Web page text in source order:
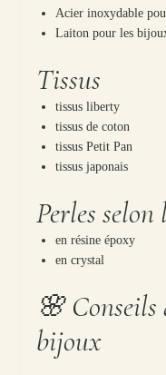
Acier inoxydable
Laiton pour les
Tissus
tissus liberty
tissus de coton
tissus Petit Pan
tissus japonais
Perles selon
en résine époxy
en crystal
🌸 Conseils
bijoux